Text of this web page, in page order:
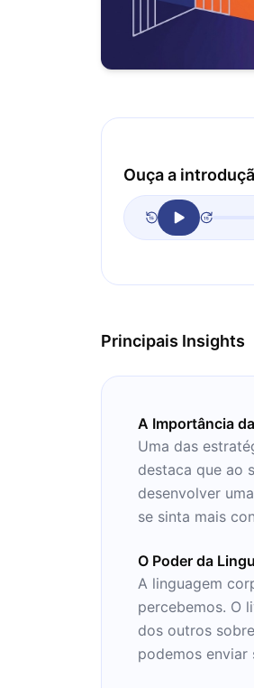
Ouça a
Principais Insights
A Importância
Uma das
destaca que ao
desenvolver
se sinta mais
O Poder da
A linguagem
percebemos. O
dos outros
podemos enviar